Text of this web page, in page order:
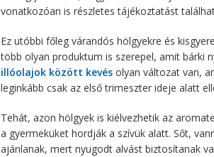
vonatkozóan is részletes tájékoztatást
Ez utóbbi főleg várandós hölgyekre és
több olyan produktum is szerepel, amit bárki
illóolajok között kevés olyan változat van,
leginkább csak az első trimeszter ideje alatt
Tehát, azon hölgyek is kiélvezhetik az
a gyermeküket hordják a szívük alatt. Sőt,
ajánlanak, mert nyugodt alvást biztosítanak